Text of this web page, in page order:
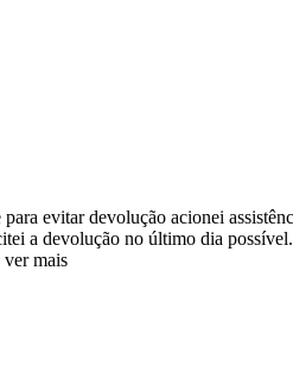
evitar devolução acionei
a devolução no último dia
ver mais